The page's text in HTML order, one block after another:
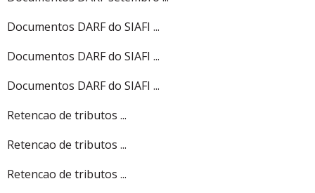
Documentos DARF do SIAFI ...
Documentos DARF do SIAFI ...
Documentos DARF do SIAFI ...
Retencao de tributos ...
Retencao de tributos ...
Retencao de tributos ...